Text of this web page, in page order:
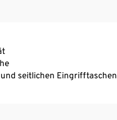
seitlichen Eingrifftaschen